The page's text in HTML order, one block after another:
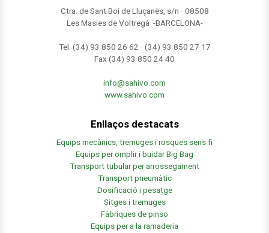
Ctra. de Sant Boi de Lluçanès, s/n · 08508
Les Masies de Voltregà -BARCELONA-
Tel. (34) 93 850 26 62 · (34) 93 850 27 17
Fax (34) 93 850 24 40
info@sahivo.com
www.sahivo.com
Enllaços destacats
Equips mecànics, tremuges i rosques sens fi
Equips per omplir i buidar Big Bag
Transport tubular per arrossegament
Transport pneumàtic
Dosificació i pesatge
Sitges i tremuges
Fàbriques de pinso
Equips per a la ramaderia